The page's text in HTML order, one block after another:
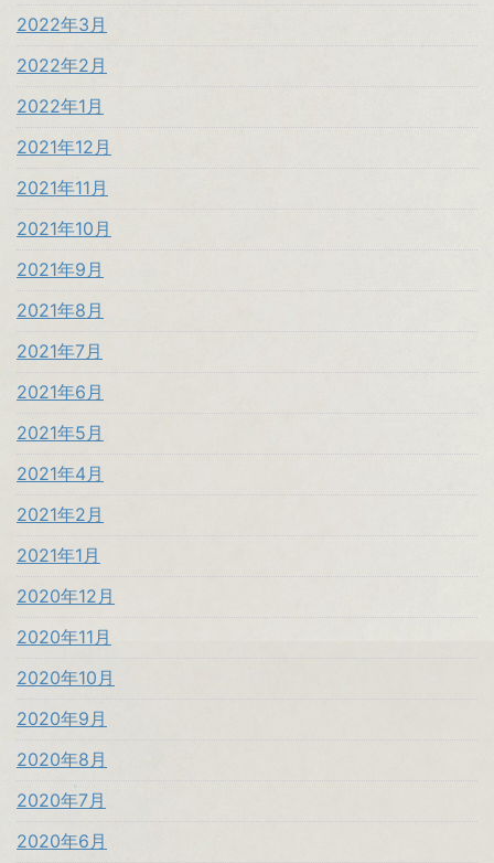
2022年3月
2022年2月
2022年1月
2021年12月
2021年11月
2021年10月
2021年9月
2021年8月
2021年7月
2021年6月
2021年5月
2021年4月
2021年2月
2021年1月
2020年12月
2020年11月
2020年10月
2020年9月
2020年8月
2020年7月
2020年6月